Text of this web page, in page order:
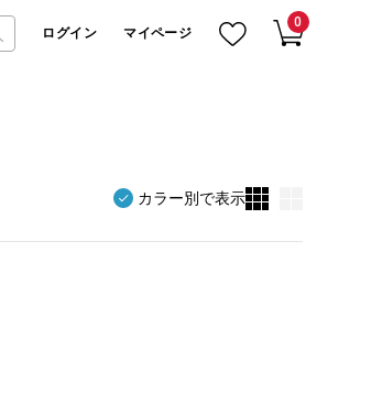
ログイン マイページ
0
カラー別で表示